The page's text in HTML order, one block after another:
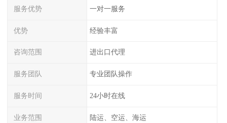
服务优势 一对一服务
优势 经验丰富
咨询范围 进出口代理
服务团队 专业团队操作
服务时间 24小时在线
业务范围 陆运、空运、海运